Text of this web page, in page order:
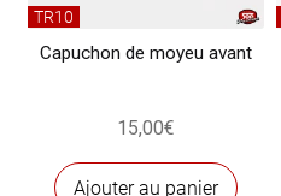
TR10
Capuchon de moyeu avant
15,00€
Ajouter au panier